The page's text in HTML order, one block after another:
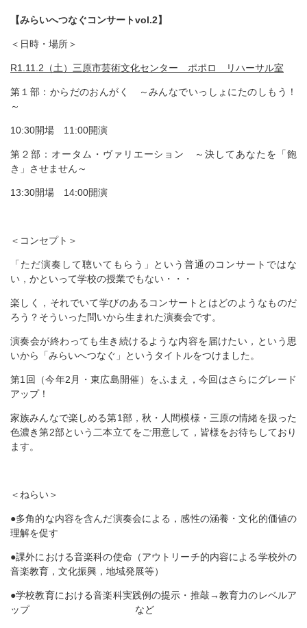
【みらいへつなぐコンサートvol.2】
＜日時・場所＞
R1.11.2（土）三原市芸術文化センター ポポロ リハーサル室
第１部：からだのおんがく ～みんなでいっしょにたのしもう！
～
10:30開場 11:00開演
第２部：オータム・ヴァリエーション ～決してあなたを「飽
き」させません～
13:30開場 14:00開演
＜コンセプト＞
「ただ演奏して聴いてもらう」という普通のコンサートではな
い，かといって学校の授業でもない・・・
楽しく，それでいて学びのあるコンサートとはどのようなものだ
ろう？そういった問いから生まれた演奏会です。
演奏会が終わっても生き続けるような内容を届けたい，という思
いから「みらいへつなぐ」というタイトルをつけました。
第1回（今年2月・東広島開催）をふまえ，今回はさらにグレード
アップ！
家族みんなで楽しめる第1部，秋・人間模様・三原の情緒を扱った
色濃き第2部という二本立てをご用意して，皆様をお待ちしており
ます。
＜ねらい＞
●多角的な内容を含んだ演奏会による，感性の涵養・文化的価値の
理解を促す
●課外における音楽科の使命（アウトリーチ的内容による学校外の
音楽教育，文化振興，地域発展等）
●学校教育における音楽科実践例の提示・推敲→教育力のレベルア
ップ など